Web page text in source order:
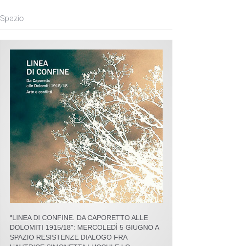
Spazio
“LINEA DI CONFINE. DA CAPORETTO ALLE
DOLOMITI 1915/18”: MERCOLEDÌ 5 GIUGNO A
SPAZIO RESISTENZE DIALOGO FRA